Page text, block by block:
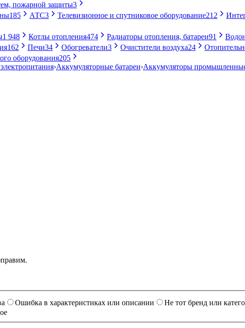
пожарной защиты3
185 АТС3 Телевизионное и спутниковое оборудование212
1 948 Котлы отопления474 Радиаторы отопления, батареи91
162 Печи34 Обогреватели3 Очистители воздуха24
оборудования205
›Аккумуляторные батареи›Аккумуляторы
Ошибка в характеристиках или описании Не тот бренд или